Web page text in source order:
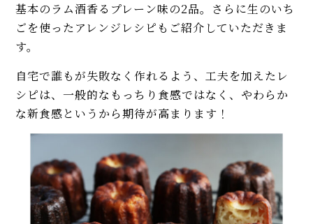
基本のラム酒香るプレーン味の2品。さらに生のいち
ごを使ったアレンジレシピもご紹介していただきま
す。
自宅で誰もが失敗なく作れるよう、工夫を加えたレ
シピは、一般的なもっちり食感ではなく、やわらか
な新食感というから期待が高まります！